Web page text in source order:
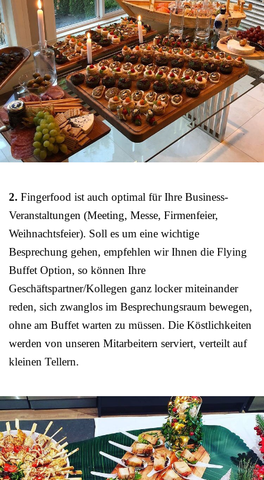
2. Fingerfood ist auch optimal für Ihre Business-
Veranstaltungen (Meeting, Messe, Firmenfeier,
Weihnachtsfeier). Soll es um eine wichtige
Besprechung gehen, empfehlen wir Ihnen die Flying
Buffet Option, so können Ihre
Geschäftspartner/Kollegen ganz locker miteinander
reden, sich zwanglos im Besprechungsraum bewegen,
ohne am Buffet warten zu müssen. Die Köstlichkeiten
werden von unseren Mitarbeitern serviert, verteilt auf
kleinen Tellern.